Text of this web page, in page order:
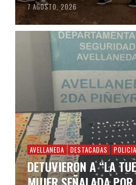
7 AGOSTO, 2026
AVELLANEDA DESTACADAS
DETUVIERON A “LA